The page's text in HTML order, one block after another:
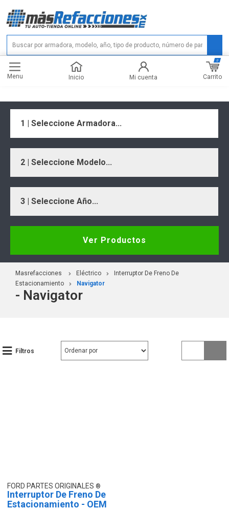
Menu Inicio Mi cuenta Carrito
0
1 | Seleccione Armadora...
2 | Seleccione Modelo...
3 | Seleccione Año...
Ver Productos
Masrefacciones Eléctrico
Interruptor De Freno De
Estacionamiento
Navigator
- Navigator
Filtros
FORD PARTES ORIGINALES
Interruptor De Freno De
Estacionamiento - OEM